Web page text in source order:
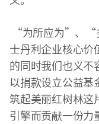
“为所应为”、
士丹利企业核心价
的同时我们也义不
以捐款设立公益
筑起美丽红树林这
引擎而贡献一份力